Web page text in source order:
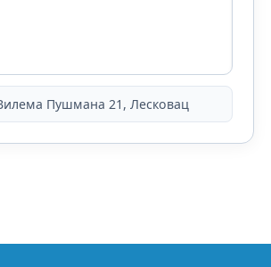
Пушмана 21, Лесковац